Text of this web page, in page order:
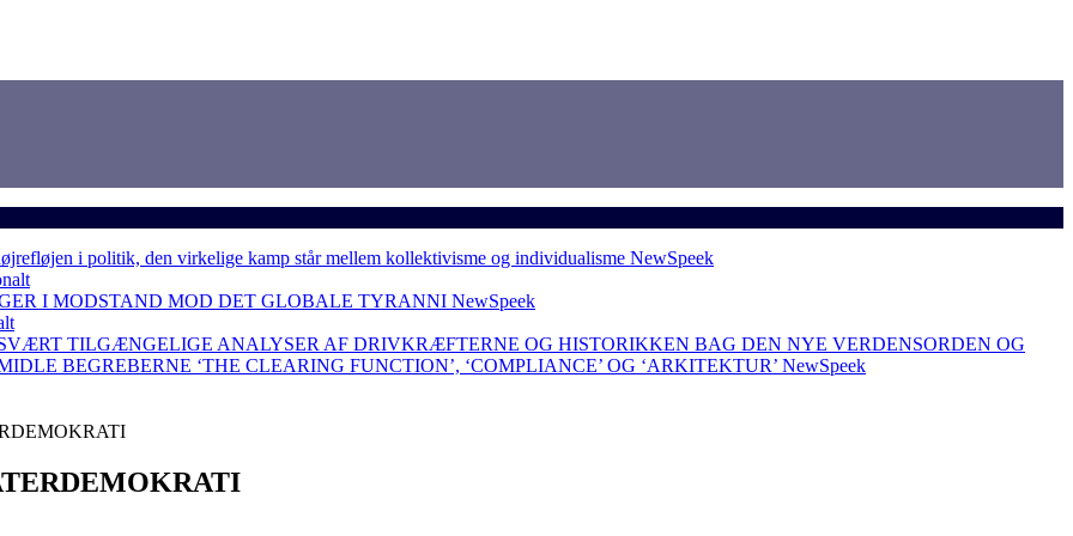
i politik, den virkelige kamp står mellem kollektivisme og individualisme NewSpeek
I MODSTAND MOD DET GLOBALE TYRANNI NewSpeek
TILGÆNGELIGE ANALYSER AF DRIVKRÆFTERNE OG HISTORIKKEN BAG DEN NYE VERDENSORDEN OG
BEGREBERNE ‘THE CLEARING FUNCTION’, ‘COMPLIANCE’ OG ‘ARKITEKTUR’ NewSpeek